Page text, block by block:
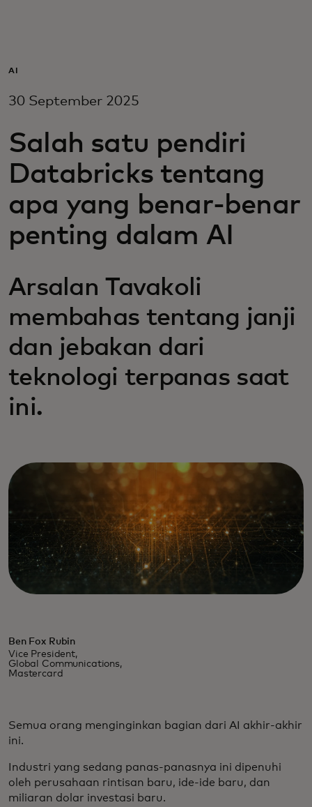
Untuk inovator
Berita dan tren
AI
30 September 2025
Salah satu pendiri
Databricks tentang
apa yang benar-benar
penting dalam AI
Arsalan Tavakoli
membahas tentang janji
dan jebakan dari
teknologi terpanas saat
ini.
Ben Fox Rubin
Vice President,
Global Communications,
Mastercard
Semua orang menginginkan bagian dari AI akhir-akhir
ini.
Industri yang sedang panas-panasnya ini dipenuhi
oleh perusahaan rintisan baru, ide-ide baru, dan
miliaran dolar investasi baru.